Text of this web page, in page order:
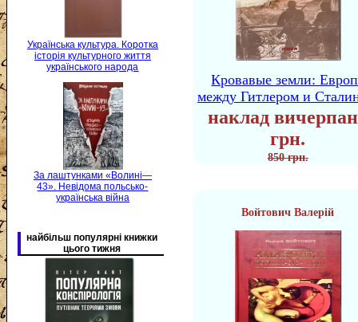
Українська культура. Коротка
історія культурного життя
українського народа
За лаштунками «Волині—
43». Невідома польсько-
українська війна
найбільш популярні книжки
цього тижня
Кровавые земли:
между Гитлером и
наклад
грн.
850 грн.
Войтович Валерій